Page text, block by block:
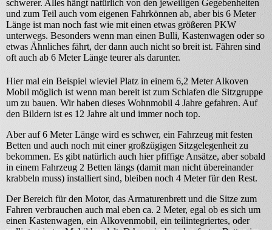
schwerer. Alles hängt natürlich von den jeweiligen Gegebenheiten
und zum Teil auch vom eigenen Fahrkönnen ab, aber bis 6 Meter
Länge ist man noch fast wie mit einen etwas größeren PKW
unterwegs. Besonders wenn man einen Bulli, Kastenwagen oder so
etwas Ähnliches fährt, der dann auch nicht so breit ist. Fähren sind
oft auch ab 6 Meter Länge teurer als darunter.
Hier mal ein Beispiel wieviel Platz in einem 6,2 Meter Alkoven
Mobil möglich ist wenn man bereit ist zum Schlafen die Sitzgruppe
um zu bauen. Wir haben dieses Wohnmobil 4 Jahre gefahren. Auf
den Bildern ist es 12 Jahre alt und immer noch top.
Aber auf 6 Meter Länge wird es schwer, ein Fahrzeug mit festen
Betten und auch noch mit einer großzügigen Sitzgelegenheit zu
bekommen. Es gibt natürlich auch hier pfiffige Ansätze, aber sobald
in einem Fahrzeug 2 Betten längs (damit man nicht übereinander
krabbeln muss) installiert sind, bleiben noch 4 Meter für den Rest.
Der Bereich für den Motor, das Armaturenbrett und die Sitze zum
Fahren verbrauchen auch mal eben ca. 2 Meter, egal ob es sich um
einen Kastenwagen, ein Alkovenmobil, ein teilintegriertes, oder